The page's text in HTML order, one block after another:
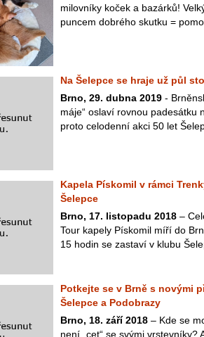
milovníky koček a bazárků!
puncem dobrého skutku =
Na Šelepce se hraje už půl
Brno, 29. dubna 2019 -
máje“ oslaví rovnou padesátku
proto celodenní akci 50 let
Kapela Pískomil v rámci
Šelepce
Brno, 17. listopadu 2018 –
Tour kapely Pískomil míří do
15 hodin se zastaví v klubu
Potkejte se v Brně s novými
Šelepce a Podobrazy
Brno, 18. září 2018 – Kde se
není „cet“ se svými vrstevníky?